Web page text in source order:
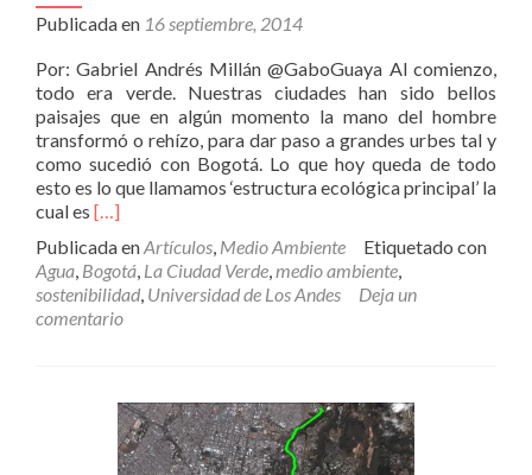
Publicada en 16 septiembre, 2014
Por: Gabriel Andrés Millán @GaboGuaya Al comienzo,
todo era verde. Nuestras ciudades han sido bellos
paisajes que en algún momento la mano del hombre
transformó o rehízo, para dar paso a grandes urbes tal y
como sucedió con Bogotá. Lo que hoy queda de todo
esto es lo que llamamos ‘estructura ecológica principal’ la
cual es Leer
Ruta
de
la
Sostenibilidad:
agua
[…]
Publicada enArtículos, Medio Ambiente
Etiquetado con
Agua, Bogotá, La Ciudad Verde,medio ambiente,
sostenibilidad, Universidad de Los Andes
Deja un
comentario